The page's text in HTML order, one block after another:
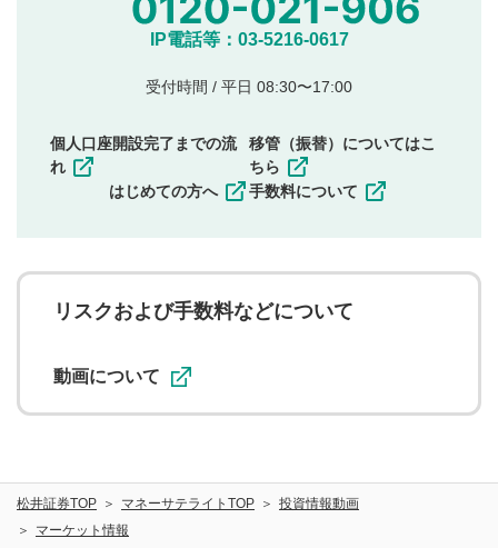
他のサイトへの誘導や営利目的、広告・宣伝を目
他者の権利（商標、著作権、その他の知的財産
その他当社が不適切と判断した投稿
一度投稿した評価およびコメントの変更・削除はできま
に関する著作者人格権を行使しないことに同意します。利
用者が投稿したコメントは、当社サービスの広告・宣伝、
ることがあります。
IP電話等：03-5216-0617
受付時間 / 平日 08:30〜17:00
個人口座開設完了までの流
れ
はじめての方へ
移管（振替）についてはこ
ちら
手数料について
リスクおよび手数料などについて
動画について
松井証券TOP マネーサテライトTOP
投資情報動画
マーケット情報